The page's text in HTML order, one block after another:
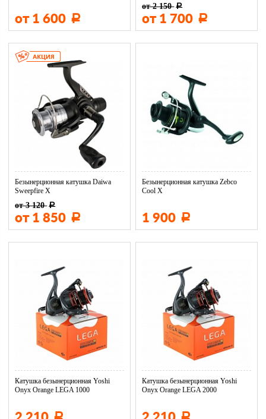
от 1 600 Р
от 2 150 Р
от 1 700 Р
Безынерционная катушка Daiwa
Sweepfire X
от 3 120 Р
от 1 850 Р
Безынерционная катушка Zebco
Cool X
1 900 Р
Катушка безынерционная Yoshi
Onyx Orange LEGA 1000
Р
Катушка безынерционная Yoshi
Onyx Orange LEGA 2000
Р